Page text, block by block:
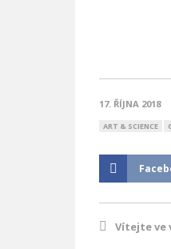
17. ŘÍJNA 2018
ART & SCIENCE
Vítejte ve